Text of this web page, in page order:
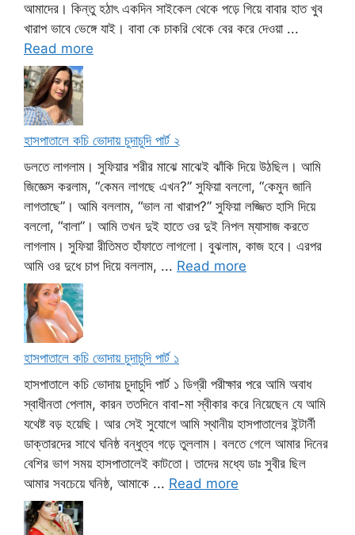
আমাদের। কিন্তু হঠাৎ একদিন সাইকেল থেকে পড়ে গিয়ে বাবার হাত খুব
খারাপ ভাবে ভেঙ্গে যাই। বাবা কে চাকরি থেকে বের করে দেওয়া ...
Read more
হাসপাতালে কচি ভোদায় চুদাচুদি পার্ট ২
ডলতে লাগলাম। সুফিয়ার শরীর মাঝে মাঝেই ঝাঁকি দিয়ে উঠছিল। আমি
জিজ্ঞেস করলাম, “কেমন লাগছে এখন?” সুফিয়া বললো, “কেমুন জানি
লাগতাছে”। আমি বললাম, “ভাল না খারাপ?” সুফিয়া লজ্জিত হাসি দিয়ে
বললো, “বালা”। আমি তখন দুই হাতে ওর দুই নিপল ম্যাসাজ করতে
লাগলাম। সুফিয়া রীতিমত হাঁফাতে লাগলো। বুঝলাম, কাজ হবে। এরপর
আমি ওর দুধে চাপ দিয়ে বললাম, ... Read more
হাসপাতালে কচি ভোদায় চুদাচুদি পার্ট ১
হাসপাতালে কচি ভোদায় চুদাচুদি পার্ট ১ ডিগ্রী পরীক্ষার পরে আমি অবাধ
স্বাধীনতা পেলাম, কারন ততদিনে বাবা-মা স্বীকার করে নিয়েছেন যে আমি
যথেষ্ট বড় হয়েছি। আর সেই সুযোগে আমি স্থানীয় হাসপাতালের ইন্টার্নী
ডাক্তারদের সাথে ঘনিষ্ঠ বন্ধুত্ব গড়ে তুললাম। বলতে গেলে আমার দিনের
বেশির ভাগ সময় হাসপাতালেই কাটতো। তাদের মধ্যে ডাঃ সুবীর ছিল
আমার সবচেয়ে ঘনিষ্ঠ, আমাকে ... Read more